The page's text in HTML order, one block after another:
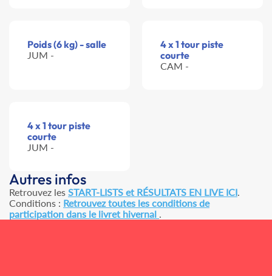
Poids (6 kg) - salle
JUM -
4 x 1 tour piste
courte
CAM -
4 x 1 tour piste
courte
JUM -
Autres infos
Retrouvez les START-LISTS et RÉSULTATS EN LIVE ICI.
Conditions : Retrouvez toutes les conditions de
participation dans le livret hivernal .